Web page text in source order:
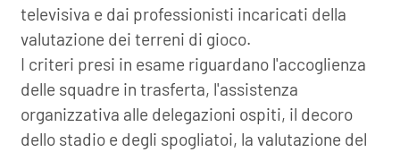
televisiva e dai professionisti incaricati della
valutazione dei terreni di gioco.
I criteri presi in esame riguardano l'accoglienza
delle squadre in trasferta, l'assistenza
organizzativa alle delegazioni ospiti, il decoro
dello stadio e degli spogliatoi, la valutazione del